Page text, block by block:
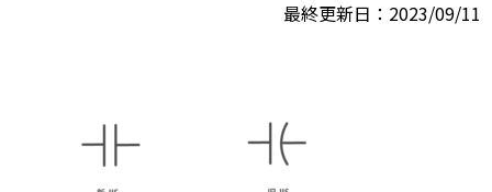
最終更新日：2023/09/11